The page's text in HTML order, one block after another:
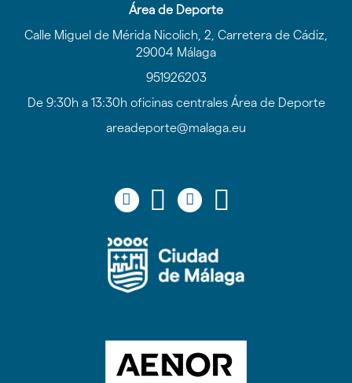
Área de Deporte
Calle Miguel de Mérida Nicolich, 2, Carretera de Cádiz,
29004 Málaga
951926203
De 9:30h a 13:30h oficinas centrales Área de Deporte
areadeporte@malaga.eu
Icono
Icono
facebook
Icono
Icono
twitter
Icono
Icono
youtube